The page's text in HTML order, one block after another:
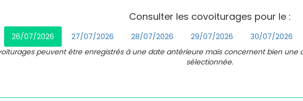
Consulter les covoiturages pour le :
26/07/2026 27/07/2026 28/07/2026 29/07/2026 30/07/2026
peuvent être enregistrés à une date antérieure mais concernent bien
sélectionnée.